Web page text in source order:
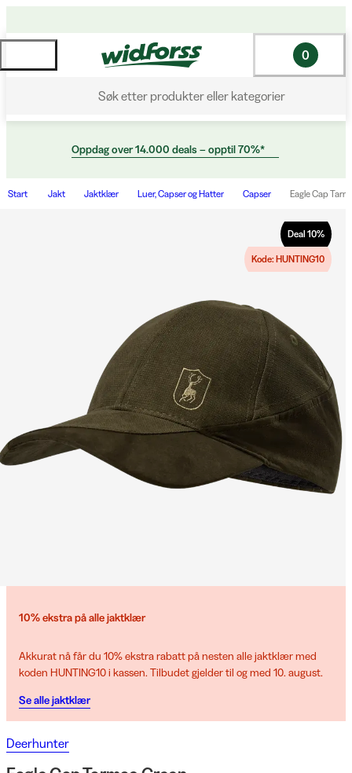
Søk etter produkter eller kategorier
0
Oppdag over 14.000 deals – opptil 70%*
Start Jakt Jaktklær Luer, Capser og Hatter Capser Eagle Cap
Deal 10%
Kode: HUNTING10
10% ekstra på alle jaktklær
Akkurat nå får du 10% ekstra rabatt på nesten alle jaktklær med
koden HUNTING10 i kassen. Tilbudet gjelder til og med 10. august.
Se alle jaktklær
Deerhunter